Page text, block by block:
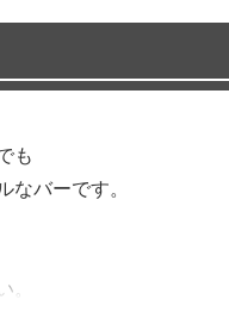
も
バーです。